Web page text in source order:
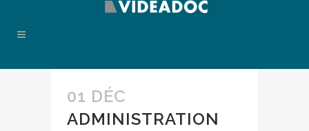
01 DÉC
ADMINISTRATION